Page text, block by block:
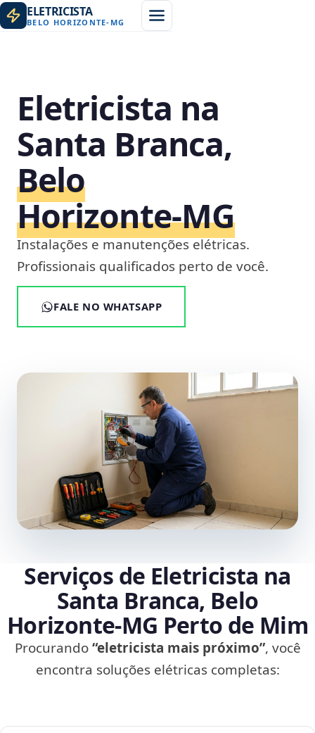
ELETRICISTA
BELO HORIZONTE- MG
Eletricista na
Santa Branca,
Belo
Horizonte‑MG
Instalações e manutenções elétricas.
Profissionais qualificados perto de você.
FALE NO WHATSAPP
Serviços de Eletricista na
Santa Branca, Belo
Horizonte‑MG Perto de Mim
Procurando“eletricista mais próximo”, você
encontra soluções elétricas completas: